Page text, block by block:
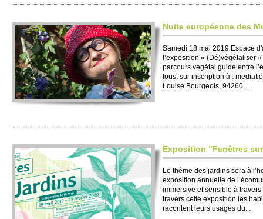
Nuite européenne des
Samedi 18 mai 2019 Espace
l’exposition « (Dé)végétaliser
parcours végétal guidé entre
tous, sur inscription à :
Louise Bourgeois, 94260,...
Exposition "Fenêtres
Le thème des jardins sera à
exposition annuelle de
immersive et sensible à
travers cette exposition les
racontent leurs usages du...